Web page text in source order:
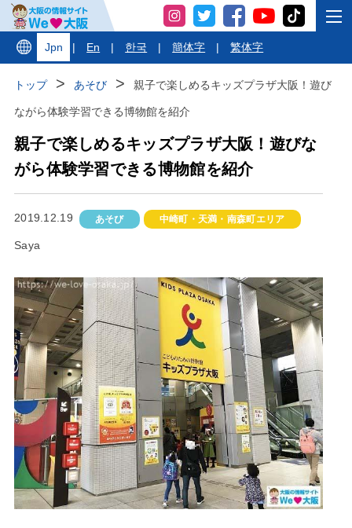
Jpn | En | 한국 | 簡体字 | 繁体字
トップ あそび 親子で楽しめるキッズプラザ大阪！遊び
ながら体験学習できる博物館を紹介
親子で楽しめるキッズプラザ大阪！遊びな
がら体験学習できる博物館を紹介
2019.12.19 あそび 中崎町・天満・南森町エリア
Saya